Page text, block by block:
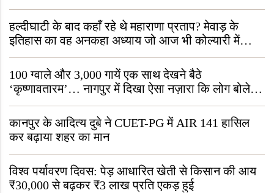
हल्दीघाटी के बाद कहाँ रहे थे महाराणा प्रताप? मेवाड़ के
इतिहास का वह अनकहा अध्याय जो आज भी कोल्यारी में
जीवित है
100 ग्वाले और 3,000 गायें एक साथ देखने बैठे
‘कृष्णावतारम’… नागपुर में दिखा ऐसा नज़ारा कि लोग बोले,
“ऐसा तो सिर्फ़ कृष्ण ही कर सकते हैं”
कानपुर के आदित्य दुबे ने CUET-PG में AIR 141 हासिल
कर बढ़ाया शहर का मान
विश्व पर्यावरण दिवस: पेड़ आधारित खेती से किसान की आय
₹30,000 से बढ़कर ₹3 लाख प्रति एकड़ हुई